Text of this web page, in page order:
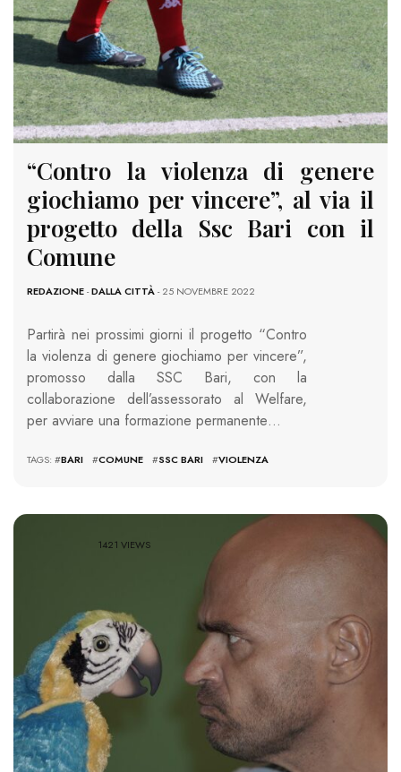
“Contro la violenza di genere
giochiamo per vincere”, al via il
progetto della Ssc Bari con il
Comune
REDAZIONE-DALLA CITTÀ- 25 NOVEMBRE 2022
Partirà nei prossimi giorni il progetto “Contro
la violenza di genere giochiamo per vincere”,
promosso dalla SSC Bari, con la
collaborazione dell’assessorato al Welfare,
per avviare una formazione permanente…
TAGS: #BARI #COMUNE #SSC BARI #VIOLENZA
1421 VIEWS